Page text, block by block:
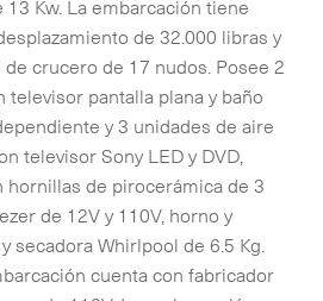
Kw. La embarcación tiene
de 32.000 libras y
crucero de 17 nudos. Posee 2
pantalla plana y baño
y 3 unidades de aire
televisor Sony LED y DVD,
hornillas de pirocerámica de 3
de 12V y 110V, horno y
secadora Whirlpool de 6.5 Kg.
cuenta con fabricador